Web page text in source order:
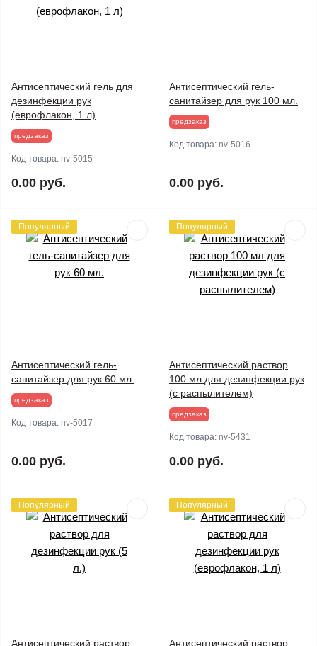
Антисептический гель для
дезинфекции рук
(еврофлакон, 1 л)
предзаказ
Код товара: nv-5015
0.00 руб.
Антисептический гель-
санитайзер для рук 100 мл.
предзаказ
Код товара: nv-5016
0.00 руб.
Популярный
Антисептический гель-
санитайзер для рук 60 мл.
предзаказ
Код товара: nv-5017
0.00 руб.
Популярный
Антисептический раствор
100 мл для дезинфекции рук
(с распылителем)
предзаказ
Код товара: nv-5431
0.00 руб.
Популярный
Антисептический раствор
Популярный
Антисептический раствор